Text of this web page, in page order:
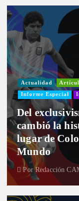
Actualidad
Informe Especial
Del
cambió la
lugar de
Mundo
PorRedacción